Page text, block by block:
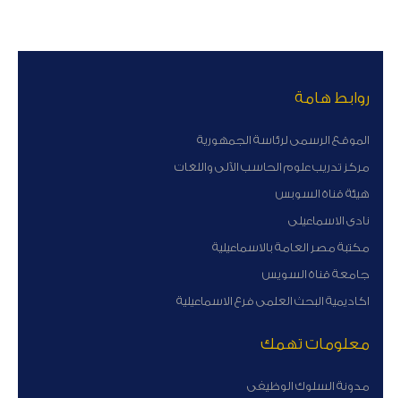
روابط هامة
الموقع الرسمى لرئاسة الجمهورية
مركز تدريب علوم الحاسب الآلى واللغات
هيئة قناة السوبس
نادى الاسماعيلى
مكتبة مصر العامة بالاسماعيلية
جامعة قناة السويس
اكاديمية البحث العلمى فرع الاسماعيلية
معلومات تهمك
مدونة السلوك الوظيفى